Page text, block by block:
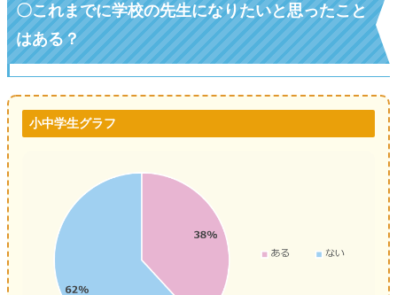
〇これまでに学校の先生になりたいと思ったこと
はある？
小中学生グラフ